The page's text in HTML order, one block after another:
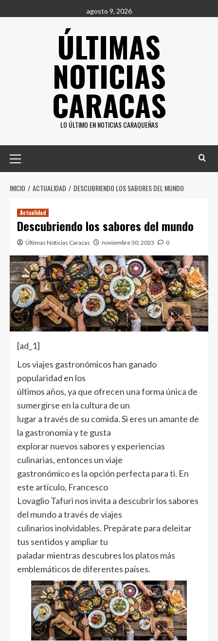
al
agosto 9, 2026
ÚLTIMAS
NOTICIAS
CARACAS
LO ÚLTIMO EN NOTICIAS CARAQUEÑAS
principal
INICIO ACTUALIDAD DESCUBRIENDO LOS SABORES DEL MUNDO
Actualidad
Descubriendo los sabores del mundo
Últimas Noticias Caracas noviembre 30, 2023 0
[ad_1]
Los viajes gastronómicos han ganado
popularidad en los
últimos años, ya que ofrecen una forma única de
sumergirse en la cultura de un
lugar a través de su comida. Si eres un amante de
la gastronomía y te gusta
explorar nuevos sabores y experiencias
culinarias, entonces un viaje
gastronómico es la opción perfecta para ti. En
este artículo, Francesco
Lovaglio Tafuri nos invita a descubrir los sabores
del mundo a través de viajes
culinarios inolvidables. Prepárate para deleitar
tus sentidos y ampliar tu
paladar mientras descubres los platos más
emblemáticos de diferentes países.